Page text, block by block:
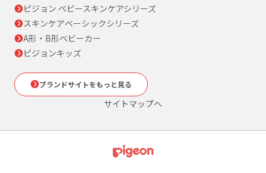
ピジョン ベビースキンケアシリーズ
スキンケアベーシックシリーズ
A形・B形ベビーカー
ピジョンキッズ
ブランドサイトをもっと見る
サイトマップへ